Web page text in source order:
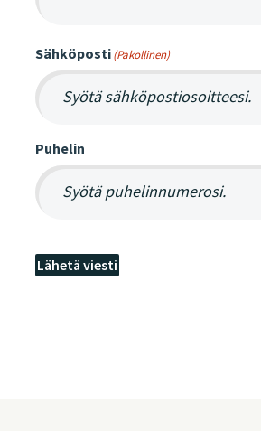
Sähköposti(Pakollinen)
Puhelin
Lähetä viesti